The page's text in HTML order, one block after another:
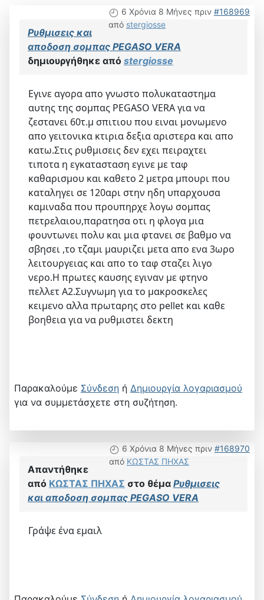
6 Χρόνια 8 Μήνες πριν #168969
από stergiosse
Ρυθμισεις και
αποδοση σομπας PEGASO VERA
δημιουργήθηκε από stergiosse
Εγινε αγορα απο γνωστο πολυκαταστημα
αυτης της σομπας PEGASO VERA για να
ζεστανει 60τ.μ σπιτιου που ειναι μονωμενο
απο γειτονικα κτιρια δεξια αριστερα και απο
κατω.Στις ρυθμισεις δεν εχει πειραχτει
τιποτα η εγκατασταση εγινε με ταφ
καθαρισμου και καθετο 2 μετρα μπουρι που
καταληγει σε 120αρι στην ηδη υπαρχουσα
καμιναδα που προυπηρχε λογω σομπας
πετρελαιου,παρατησα οτι η φλογα μια
φουντωνει πολυ και μια φτανει σε βαθμο να
σβησει ,το τζαμι μαυριζει μετα απο ενα 3ωρο
λειτουργειας και απο το ταφ σταζει λιγο
νερο.Η πρωτες καυσης εγιναν με φτηνο
πελλετ Α2.Συγνωμη για το μακροσκελες
κειμενο αλλα πρωταρης στο pellet και καθε
βοηθεια για να ρυθμιστει δεκτη
Παρακαλούμε Σύνδεση ή Δημιουργία λογαριασμού
για να συμμετάσχετε στη συζήτηση.
6 Χρόνια 8 Μήνες πριν #168970
από ΚΩΣΤΑΣ ΠΗΧΑΣ
Απαντήθηκε
από ΚΩΣΤΑΣ ΠΗΧΑΣ στο θέμα Ρυθμισεις
και αποδοση σομπας PEGASO VERA
Γράψε ένα εμαιλ